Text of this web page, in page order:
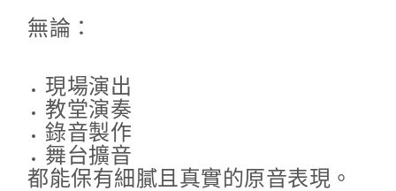
無論：
現場演出
教堂演奏
錄音製作
舞台擴音
都能保有細膩且真實的原音表現。